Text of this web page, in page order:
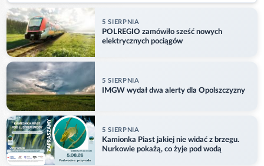
5 SIERPNIA
POLREGIO zamówiło sześć nowych
elektrycznych pociągów
5 SIERPNIA
IMGW wydał dwa alerty dla Opolszczyzny
5 SIERPNIA
Kamionka Piast jakiej nie widać z brzegu.
Nurkowie pokażą, co żyje pod wodą